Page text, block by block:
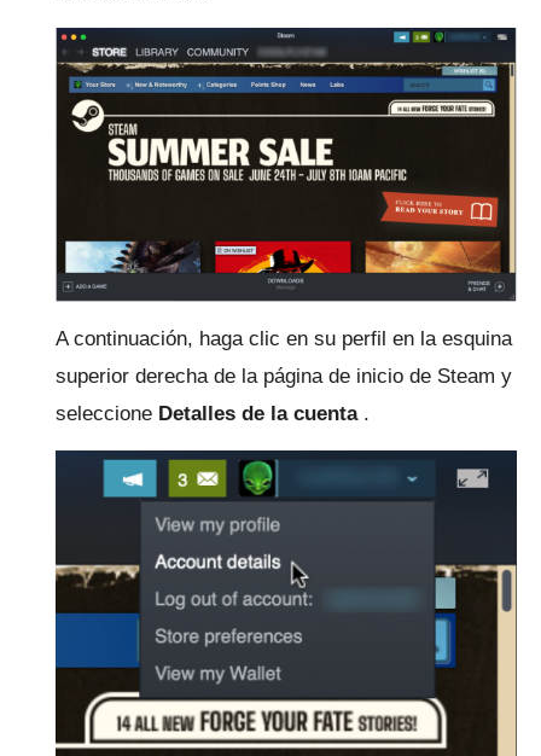
A continuación, haga clic en su perfil en la esquina
superior derecha de la página de inicio de Steam y
seleccione Detalles de la cuenta.